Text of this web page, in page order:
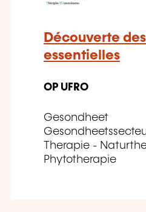
Découverte
essentielles
OP UFRO
Gesondheet
Therapie -
Phytotherapie